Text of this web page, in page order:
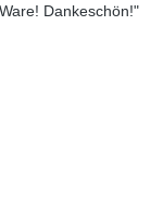
Dankeschön!"